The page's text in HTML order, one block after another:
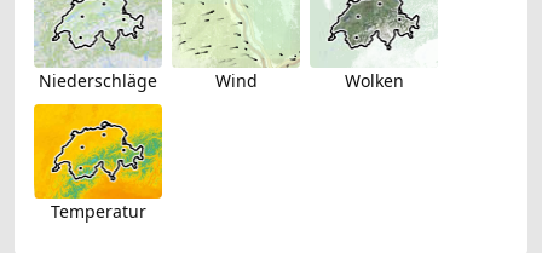
Niederschläge Wind Wolken
Temperatur